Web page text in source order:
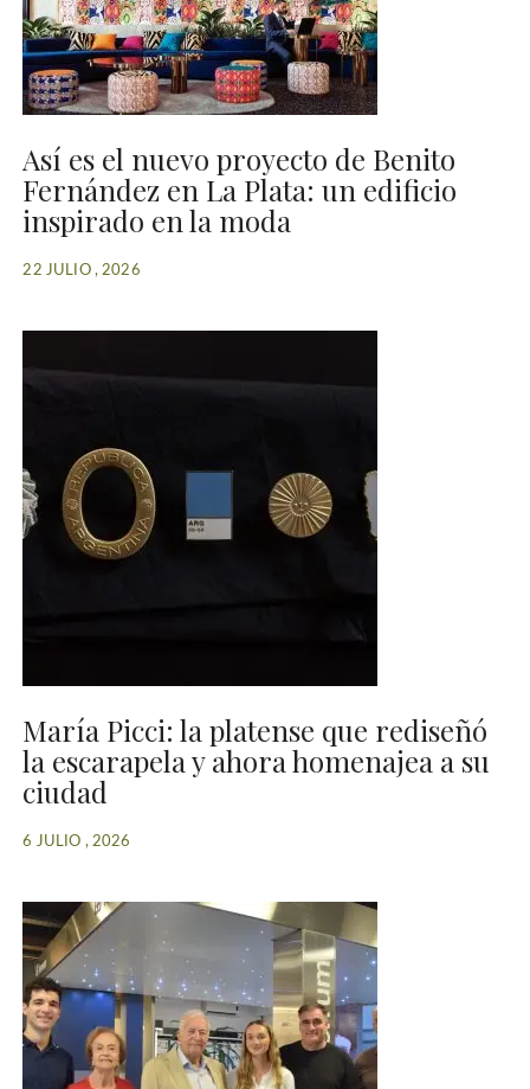
Así es el nuevo proyecto de Benito
Fernández en La Plata: un edificio
inspirado en la moda
22 JULIO , 2026
María Picci: la platense que rediseñó
la escarapela y ahora homenajea a su
ciudad
6 JULIO , 2026